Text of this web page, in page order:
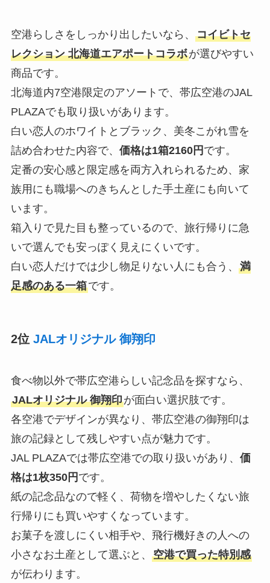
空港らしさをしっかり出したいなら、 コイビトセ
レクション 北海道エアポートコラボが選びやすい
商品です。
北海道内7空港限定のアソートで、帯広空港のJAL
PLAZAでも取り扱いがあります。
白い恋人のホワイトとブラック、美冬こがれ雪を
詰め合わせた内容で、 価格は1箱2160円 です。
定番の安心感と限定感を両方入れられるため、家
族用にも職場へのきちんとした手土産にも向いて
います。
箱入りで見た目も整っているので、旅行帰りに急
いで選んでも安っぽく見えにくいです。
白い恋人だけでは少し物足りない人にも合う、 満
足感のある一箱です。
2位 JALオリジナル 御翔印
食べ物以外で帯広空港らしい記念品を探すなら、
JALオリジナル 御翔印が面白い選択肢です。
各空港でデザインが異なり、帯広空港の御翔印は
旅の記録として残しやすい点が魅力です。
JAL PLAZAでは帯広空港での取り扱いがあり、 価
格は1枚350円 です。
紙の記念品なので軽く、荷物を増やしたくない旅
行帰りにも買いやすくなっています。
お菓子を渡しにくい相手や、飛行機好きの人への
小さなお土産として選ぶと、 空港で買った特別感
が伝わります。